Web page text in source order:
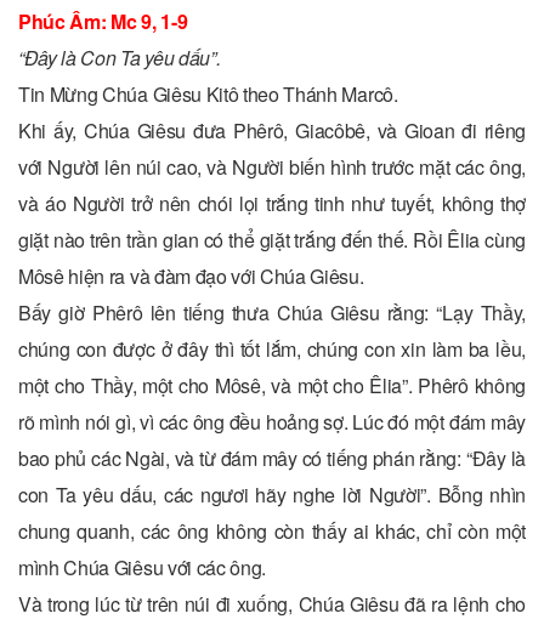
Phúc Âm: Mc 9, 1-9
“Ðây là Con Ta yêu dấu”.
Tin Mừng Chúa Giêsu Kitô theo Thánh Marcô.
Khi ấy, Chúa Giêsu đưa Phêrô, Giacôbê, và Gioan đi riêng
với Người lên núi cao, và Người biến hình trước mặt các ông,
và áo Người trở nên chói lọi trắng tinh như tuyết, không thợ
giặt nào trên trần gian có thể giặt trắng đến thế. Rồi Êlia cùng
Môsê hiện ra và đàm đạo với Chúa Giêsu.
Bấy giờ Phêrô lên tiếng thưa Chúa Giêsu rằng: “Lạy Thầy,
chúng con được ở đây thì tốt lắm, chúng con xin làm ba lều,
một cho Thầy, một cho Môsê, và một cho Êlia”. Phêrô không
rõ mình nói gì, vì các ông đều hoảng sợ. Lúc đó một đám mây
bao phủ các Ngài, và từ đám mây có tiếng phán rằng: “Ðây là
con Ta yêu dấu, các ngươi hãy nghe lời Người”. Bỗng nhìn
chung quanh, các ông không còn thấy ai khác, chỉ còn một
mình Chúa Giêsu với các ông.
Và trong lúc từ trên núi đi xuống, Chúa Giêsu đã ra lệnh cho